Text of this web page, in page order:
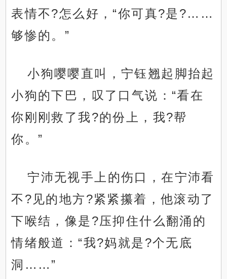
表情不?怎么好，“你可真?是?……
够惨的。”
小狗嘤嘤直叫，宁钰翘起脚抬起
小狗的下巴，叹了口气说：“看在
你刚刚救了我?的份上，我?帮
你。”
宁沛无视手上的伤口，在宁沛看
不?见的地方?紧紧攥着，他滚动了
下喉结，像是?压抑住什么翻涌的
情绪般道：“我?妈就是?个无底
洞……”